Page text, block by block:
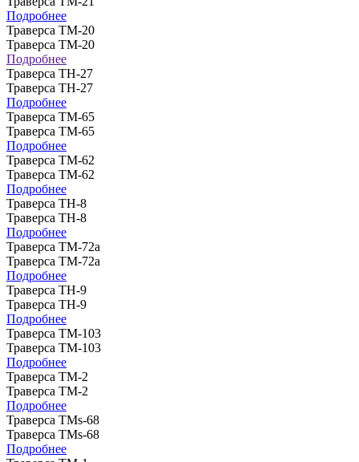
Подробнее
Траверса ТМ-20
Траверса ТМ-20
Подробнее
Траверса ТН-27
Траверса ТН-27
Подробнее
Траверса ТМ-65
Траверса ТМ-65
Подробнее
Траверса ТМ-62
Траверса ТМ-62
Подробнее
Траверса ТН-8
Траверса ТН-8
Подробнее
Траверса ТМ-72а
Траверса ТМ-72а
Подробнее
Траверса ТН-9
Траверса ТН-9
Подробнее
Траверса ТМ-103
Траверса ТМ-103
Подробнее
Траверса ТМ-2
Траверса ТМ-2
Подробнее
Траверса ТМs-68
Траверса ТМs-68
Подробнее